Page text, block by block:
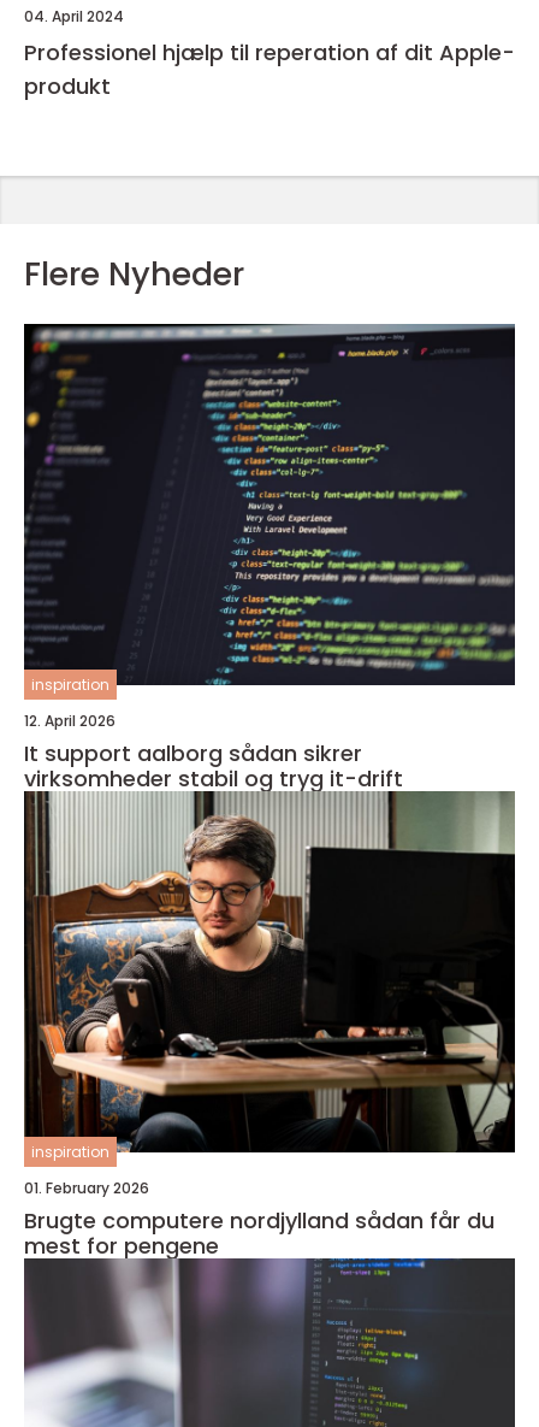
04. April 2024
Professionel hjælp til reperation af dit Apple-
produkt
Flere Nyheder
inspiration
12. April 2026
It support aalborg sådan sikrer
virksomheder stabil og tryg it-drift
inspiration
01. February 2026
Brugte computere nordjylland sådan får du
mest for pengene